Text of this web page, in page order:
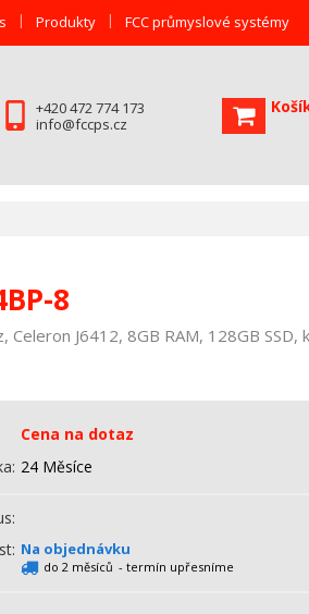
Produkty FCC průmyslové systémy
+420 472 774 173
info@fccps.cz
8
J6412, 8GB RAM, 128GB SSD,
Cena na dotaz
24 Měsíce
Na objednávku
do 2 měsíců - termín upřesníme